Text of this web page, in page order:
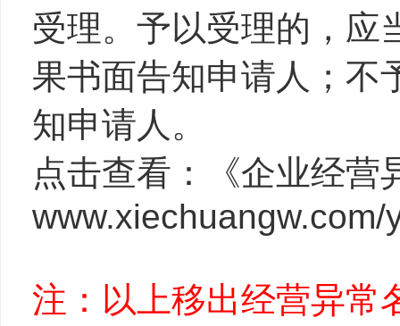
受理。予以受理的，应
果书面告知申请人；不
知申请人。
点击查看：《企业经营
www.xiechuangw.com/
注：以上移出经营异常